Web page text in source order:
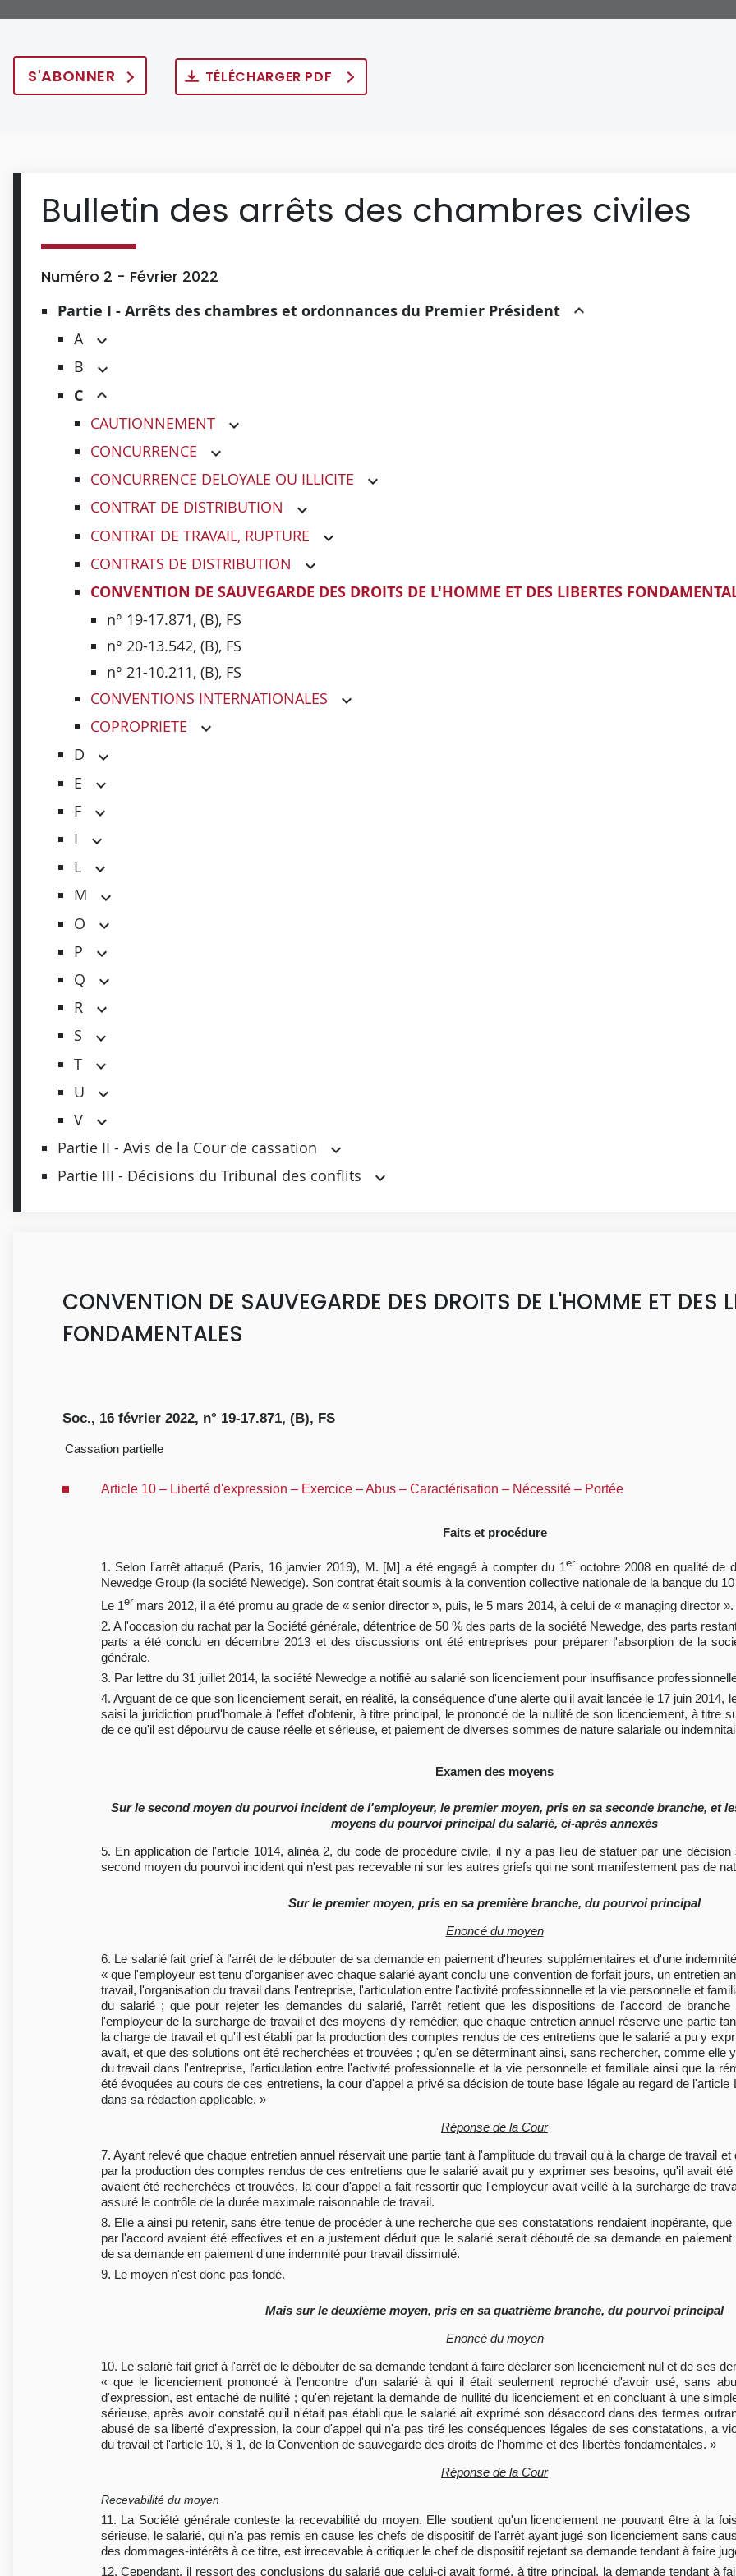
S'ABONNER TÉLÉCHARGER PDF
Bulletin des arrêts des chambres civiles
Numéro 2 - Février 2022
Partie I - Arrêts des chambres et ordonnances du Premier Président
A
B
C
CAUTIONNEMENT
CONCURRENCE
CONCURRENCE DELOYALE OU ILLICITE
CONTRAT DE DISTRIBUTION
CONTRAT DE TRAVAIL, RUPTURE
CONTRATS DE DISTRIBUTION
CONVENTION DE SAUVEGARDE DES DROITS DE L'HOMME ET DES LIBERTES
n° 19-17.871, (B), FS
n° 20-13.542, (B), FS
n° 21-10.211, (B), FS
CONVENTIONS INTERNATIONALES
COPROPRIETE
D
E
F
I
L
M
O
P
Q
R
S
T
U
V
Partie II - Avis de la Cour de cassation
Partie III - Décisions du Tribunal des conflits
CONVENTION DE SAUVEGARDE DES DROITS DE L'HOMME ET DES
FONDAMENTALES
Soc., 16 février 2022, n° 19-17.871, (B), FS
Cassation partielle
Article 10 – Liberté d'expression – Exercice – Abus – Caractérisation – Nécessité – Portée
Faits et procédure
1. Selon l'arrêt attaqué (Paris, 16 janvier 2019), M. [M] a été engagé à compter du 1er octobre 2008 en qualité de
Newedge Group (la société Newedge). Son contrat était soumis à la convention collective nationale de la banque du
Le 1er mars 2012, il a été promu au grade de « senior director », puis, le 5 mars 2014, à celui de « managing director ».
2. A l'occasion du rachat par la Société générale, détentrice de 50 % des parts de la société Newedge, des parts
parts a été conclu en décembre 2013 et des discussions ont été entreprises pour préparer l'absorption de la
générale.
3. Par lettre du 31 juillet 2014, la société Newedge a notifié au salarié son licenciement pour insuffisance
4. Arguant de ce que son licenciement serait, en réalité, la conséquence d'une alerte qu'il avait lancée le 17 juin 2014,
saisi la juridiction prud'homale à l'effet d'obtenir, à titre principal, le prononcé de la nullité de son licenciement, à titre
de ce qu'il est dépourvu de cause réelle et sérieuse, et paiement de diverses sommes de nature salariale ou
Examen des moyens
Sur le second moyen du pourvoi incident de l'employeur, le premier moyen, pris en sa seconde branche, et
moyens du pourvoi principal du salarié, ci-après annexés
5. En application de l'article 1014, alinéa 2, du code de procédure civile, il n'y a pas lieu de statuer par une
second moyen du pourvoi incident qui n'est pas recevable ni sur les autres griefs qui ne sont manifestement pas de
Sur le premier moyen, pris en sa première branche, du pourvoi principal
Enoncé du moyen
6. Le salarié fait grief à l'arrêt de le débouter de sa demande en paiement d'heures supplémentaires et d'une
« que l'employeur est tenu d'organiser avec chaque salarié ayant conclu une convention de forfait jours, un entretien
travail, l'organisation du travail dans l'entreprise, l'articulation entre l'activité professionnelle et la vie personnelle et
du salarié ; que pour rejeter les demandes du salarié, l'arrêt retient que les dispositions de l'accord de branche
l'employeur de la surcharge de travail et des moyens d'y remédier, que chaque entretien annuel réserve une partie
la charge de travail et qu'il est établi par la production des comptes rendus de ces entretiens que le salarié a pu y
avait, et que des solutions ont été recherchées et trouvées ; qu'en se déterminant ainsi, sans rechercher, comme elle
du travail dans l'entreprise, l'articulation entre l'activité professionnelle et la vie personnelle et familiale ainsi que la
été évoquées au cours de ces entretiens, la cour d'appel a privé sa décision de toute base légale au regard de l'article
dans sa rédaction applicable. »
Réponse de la Cour
7. Ayant relevé que chaque entretien annuel réservait une partie tant à l'amplitude du travail qu'à la charge de travail
par la production des comptes rendus de ces entretiens que le salarié avait pu y exprimer ses besoins, qu'il avait
avaient été recherchées et trouvées, la cour d'appel a fait ressortir que l'employeur avait veillé à la surcharge de
assuré le contrôle de la durée maximale raisonnable de travail.
8. Elle a ainsi pu retenir, sans être tenue de procéder à une recherche que ses constatations rendaient inopérante,
par l'accord avaient été effectives et en a justement déduit que le salarié serait débouté de sa demande en
de sa demande en paiement d'une indemnité pour travail dissimulé.
9. Le moyen n'est donc pas fondé.
Mais sur le deuxième moyen, pris en sa quatrième branche, du pourvoi principal
Enoncé du moyen
10. Le salarié fait grief à l'arrêt de le débouter de sa demande tendant à faire déclarer son licenciement nul et de ses
« que le licenciement prononcé à l'encontre d'un salarié à qui il était seulement reproché d'avoir usé, sans
d'expression, est entaché de nullité ; qu'en rejetant la demande de nullité du licenciement et en concluant à une
sérieuse, après avoir constaté qu'il n'était pas établi que le salarié ait exprimé son désaccord dans des termes
abusé de sa liberté d'expression, la cour d'appel qui n'a pas tiré les conséquences légales de ses constatations, a
du travail et l'article 10, § 1, de la Convention de sauvegarde des droits de l'homme et des libertés fondamentales. »
Réponse de la Cour
Recevabilité du moyen
11. La Société générale conteste la recevabilité du moyen. Elle soutient qu'un licenciement ne pouvant être à la
sérieuse, le salarié, qui n'a pas remis en cause les chefs de dispositif de l'arrêt ayant jugé son licenciement sans
des dommages-intérêts à ce titre, est irrecevable à critiquer le chef de dispositif rejetant sa demande tendant à faire
12. Cependant, il ressort des conclusions du salarié que celui-ci avait formé, à titre principal, la demande tendant à